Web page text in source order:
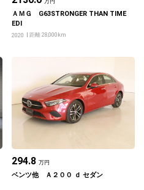
万円
ＡＭＧ G63STRONGER THAN TIME
EDI
2020 距離 28,000km
294.8 万円
ベンツ他 Ａ２００ ｄ セダン